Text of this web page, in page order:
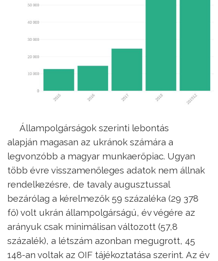
Állampolgárságok szerinti lebontás
alapján magasan az ukránok számára a
legvonzóbb a magyar munkaerőpiac. Ugyan
több évre visszamenőleges adatok nem állnak
rendelkezésre, de tavaly augusztussal
bezárólag a kérelmezők 59 százaléka (29 378
fő) volt ukrán állampolgárságú, év végére az
arányuk csak minimálisan változott (57,8
százalék), a létszám azonban megugrott, 45
148-an voltak az OIF tájékoztatása szerint. Az év